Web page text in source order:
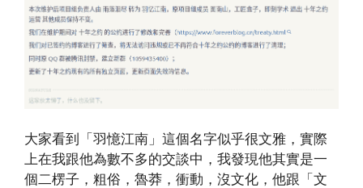
大家看到「羽憶江南」這個名字似乎很文雅，實際
上在我跟他為數不多的交談中，我發現他其實是一
個二楞子，粗俗，魯莽，衝動，沒文化，他跟「文